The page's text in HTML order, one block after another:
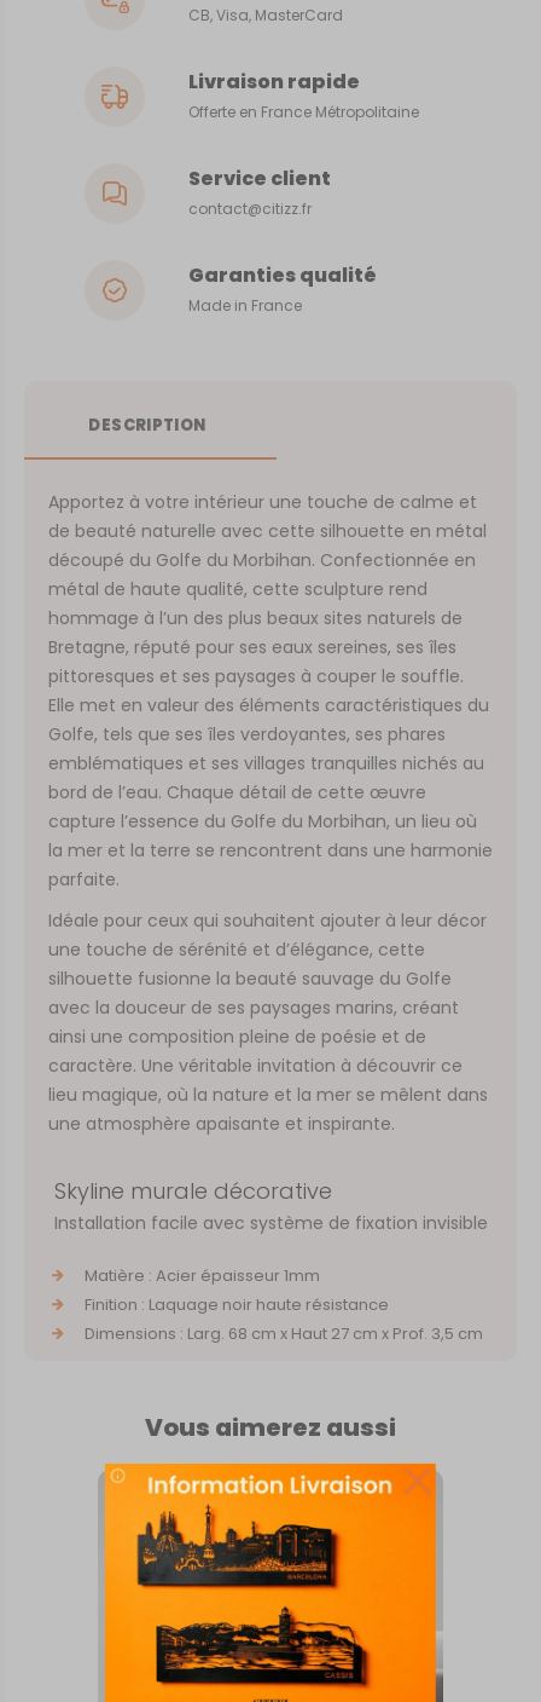
CB, Visa, MasterCard
Livraison rapide
Offerte en France Métropolitaine
Service client
contact@citizz.fr
Garanties qualité
Made in France
DESCRIPTION
Apportez à votre intérieur une touche de calme et
de beauté naturelle avec cette silhouette en métal
découpé du Golfe du Morbihan. Confectionnée en
métal de haute qualité, cette sculpture rend
hommage à l’un des plus beaux sites naturels de
Bretagne, réputé pour ses eaux sereines, ses îles
pittoresques et ses paysages à couper le souffle.
Elle met en valeur des éléments caractéristiques du
Golfe, tels que ses îles verdoyantes, ses phares
emblématiques et ses villages tranquilles nichés au
bord de l’eau. Chaque détail de cette œuvre
capture l’essence du Golfe du Morbihan, un lieu où
la mer et la terre se rencontrent dans une harmonie
parfaite.
Idéale pour ceux qui souhaitent ajouter à leur décor
une touche de sérénité et d’élégance, cette
silhouette fusionne la beauté sauvage du Golfe
avec la douceur de ses paysages marins, créant
ainsi une composition pleine de poésie et de
caractère. Une véritable invitation à découvrir ce
lieu magique, où la nature et la mer se mêlent dans
une atmosphère apaisante et inspirante.
Skyline murale décorative
Installation facile avec système de fixation invisible
Matière : Acier épaisseur 1mm
Finition : Laquage noir haute résistance
Dimensions : Larg. 68 cm x Haut 27 cm x Prof. 3,5 cm
Vous aimerez aussi